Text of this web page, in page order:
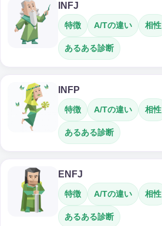
INFJ
特徴 A/Tの違い 相性
あるある診断
INFP
特徴 A/Tの違い 相性
あるある診断
ENFJ
特徴 A/Tの違い 相性
あるある診断